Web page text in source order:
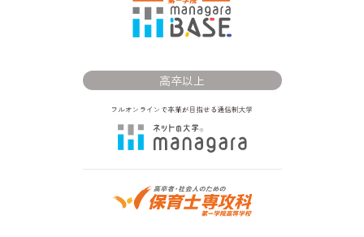
高卒以上